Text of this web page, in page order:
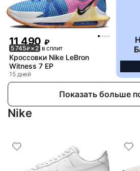
11 490 ₽
5 745₽× 2 в сплит
Кроссовки Nike LeBron
Witness 7 EP
15 дней
Показать больше
Nike